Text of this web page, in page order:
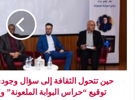
حين تتحول الثقافة إلى سؤال
توقيع “حراس البوابة الملعونة”